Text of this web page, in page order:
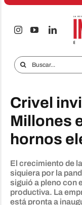
Saltar
Audio & TV
iTECNO
Celulares
Informes Especiales
Anuncie
Buscar:
Crivel
Millones
hornos
El crecimiento de
siquiera por la
siguió a pleno con
productiva. La
está pronta a